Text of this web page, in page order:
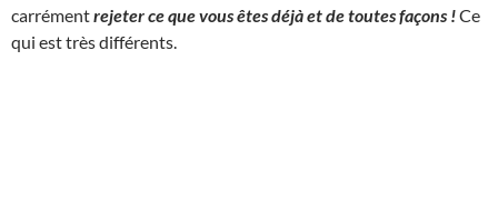
carrémentrejeter ce que vous êtes déjà et de toutes façons !Ce
qui est très différents.